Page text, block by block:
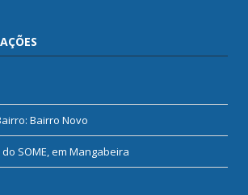
Bairro Novo
SOME, em Mangabeira